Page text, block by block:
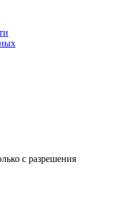
с разрешения